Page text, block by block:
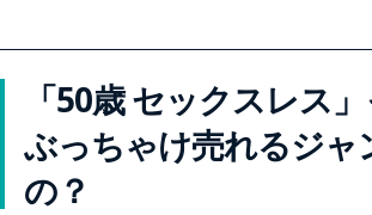
「50歳 セックスレス」
ぶっちゃけ売れるジャ
の？